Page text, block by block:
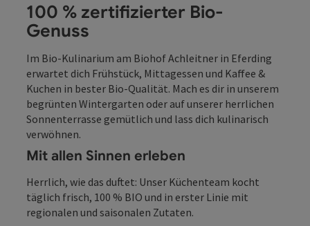
100 % zertifizierter Bio-
Genuss
Im Bio-Kulinarium am Biohof Achleitner in Eferding
erwartet dich Frühstück, Mittagessen und Kaffee &
Kuchen in bester Bio-Qualität. Mach es dir in unserem
begrünten Wintergarten oder auf unserer herrlichen
Sonnenterrasse gemütlich und lass dich kulinarisch
verwöhnen.
Mit allen Sinnen erleben
Herrlich, wie das duftet: Unser Küchenteam kocht
täglich frisch, 100 % BIO und in erster Linie mit
regionalen und saisonalen Zutaten.